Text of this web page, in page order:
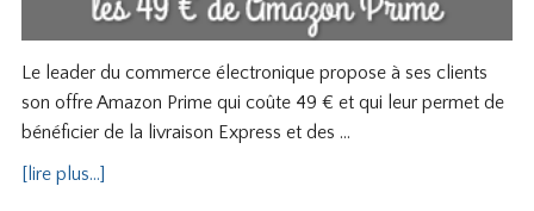
Le leader du commerce électronique propose à ses clients
son offre Amazon Prime qui coûte 49 € et qui leur permet de
bénéficier de la livraison Express et des …
[lire plus...]